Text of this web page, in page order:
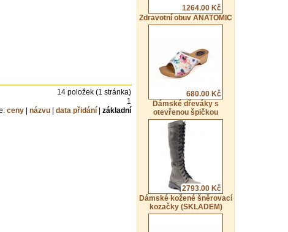
1264.00 Kč
Zdravotní obuv ANATOMIC
680.00 Kč
Dámské dřeváky s
otevřenou špičkou
2793.00 Kč
Dámské kožené šněrovací
kozačky (SKLADEM)
14 položek (1 stránka)
1
ceny názvu data přidání základní